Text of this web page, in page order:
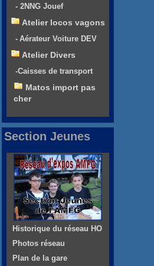
- 2NNG Jouef
Atelier locos vagons
- Aérateur Voiture DEV
Atelier Divers
-Caisses de transport
Matos import pas
cher
Section Jeunes
Historique du réseau HO
Photos réseau
Plan de la gare